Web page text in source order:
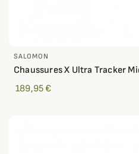
SALOMON
Chaussures X Ultra Tracker
189,95 €